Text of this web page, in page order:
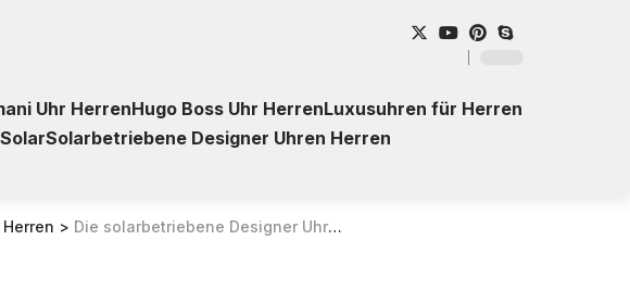
Uhr HerrenHugo Boss Uhr HerrenLuxusuhren für Herren
Solarbetriebene Designer Uhren Herren
> Die solarbetriebene Designer Uhr ETT Eco Tech Time EGA-11715-21M Professional Worldtimer für Herren – Kaufberatung